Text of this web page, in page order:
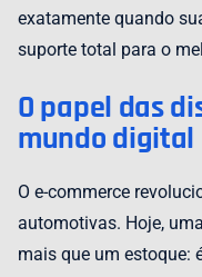
exatamente quando
suporte total para o
O papel das
mundo digital
O e-commerce
automotivas. Hoje,
mais que um estoque: